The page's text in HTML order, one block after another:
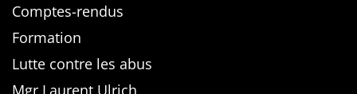
Comptes-rendus
Formation
Lutte contre les abus